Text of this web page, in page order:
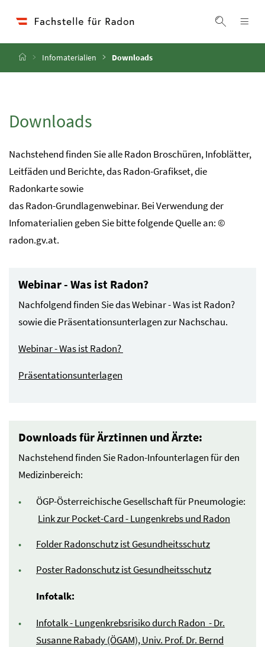
Suche
StartseiteInfomaterialien Downloads
Downloads
Nachstehend finden Sie alle Radon Broschüren, Infoblätter,
Leitfäden und Berichte, das Radon-Grafikset, die
Radonkarte sowie
das Radon-Grundlagenwebinar. Bei Verwendung der
Infomaterialien geben Sie bitte folgende Quelle an: ©
radon.gv.at.
Webinar - Was ist Radon?
Nachfolgend finden Sie das Webinar - Was ist Radon?
sowie die Präsentationsunterlagen zur Nachschau.
Webinar - Was ist Radon?
Präsentationsunterlagen
Downloads für Ärztinnen und Ärzte:
Nachstehend finden Sie Radon-Infounterlagen für den
Medizinbereich:
ÖGP-Österreichische Gesellschaft für Pneumologie:
Link zur Pocket-Card - Lungenkrebs und Radon
Folder Radonschutz ist Gesundheitsschutz
Poster Radonschutz ist Gesundheitsschutz
Infotalk:
Infotalk - Lungenkrebsrisiko durch Radon - Dr.
Susanne Rabady (ÖGAM), Univ. Prof. Dr. Bernd